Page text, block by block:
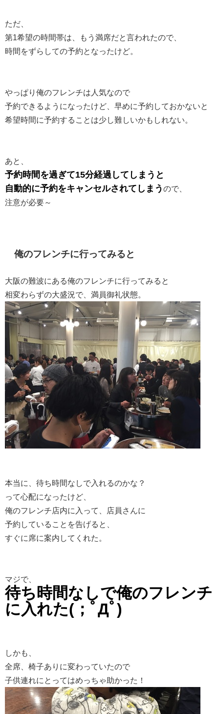
ただ、
第1希望の時間帯は、もう満席だと言われたので、
時間をずらしての予約となったけど。
やっぱり俺のフレンチは人気なので
予約できるようになったけど、早めに予約しておかないと
希望時間に予約することは少し難しいかもしれない。
あと、
予約時間を過ぎて15分経過してしまうと
自動的に予約をキャンセルされてしまう ので、
注意が必要～
俺のフレンチに行ってみると
大阪の難波にある俺のフレンチに行ってみると
相変わらずの大盛況で、満員御礼状態。
本当に、待ち時間なしで入れるのかな？
って心配になったけど、
俺のフレンチ店内に入って、店員さんに
予約していることを告げると、
すぐに席に案内してくれた。
マジで、
待ち時間なしで俺のフレンチ
に入れた(；ﾟДﾟ)
しかも、
全席、椅子ありに変わっていたので
子供連れにとってはめっちゃ助かった！